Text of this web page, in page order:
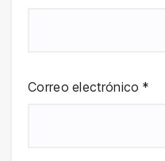
Correo electrónico *